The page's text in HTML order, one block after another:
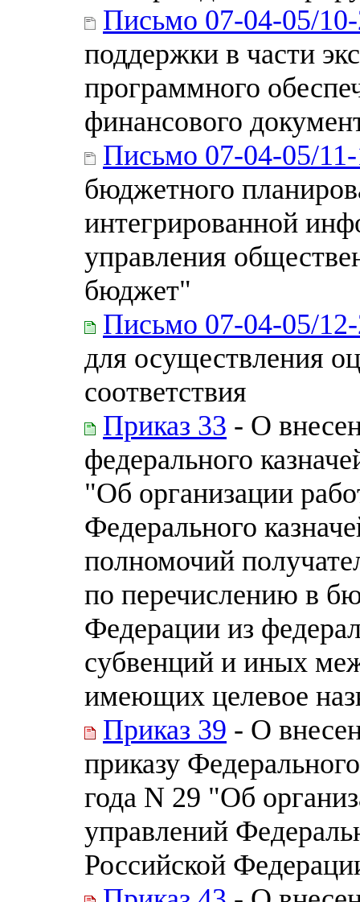
Письмо 07-04-05/
поддержки в части
программного
финансового
Письмо 07-04-05/
бюджетного
интегрированной
управления
бюджет"
Письмо 07-04-05/
для осуществления
соответствия
Приказ 33 - О
федерального
"Об организации
Федерального
полномочий
по перечислению в
Федерации из
субвенций и иных
имеющих целевое
Приказ 39 - О
приказу
года N 29 "Об
управлений
Российской